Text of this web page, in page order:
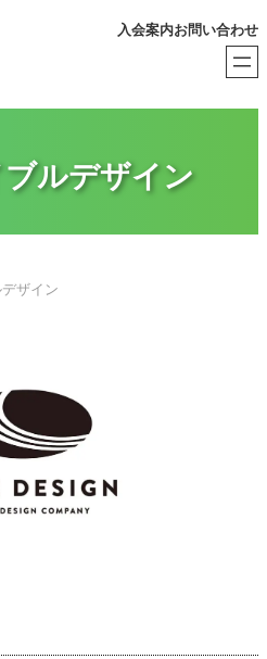
入会案内お問い合わせ
ルデザイン
ザイン